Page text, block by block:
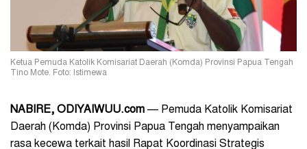
Ketua Pemuda Katolik Komisariat Daerah (Komda) Provinsi Papua Tengah
Tino Mote. Foto: Istimewa
NABIRE, ODIYAIWUU.com — Pemuda Katolik Komisariat
Daerah (Komda) Provinsi Papua Tengah menyampaikan
rasa kecewa terkait hasil Rapat Koordinasi Strategis